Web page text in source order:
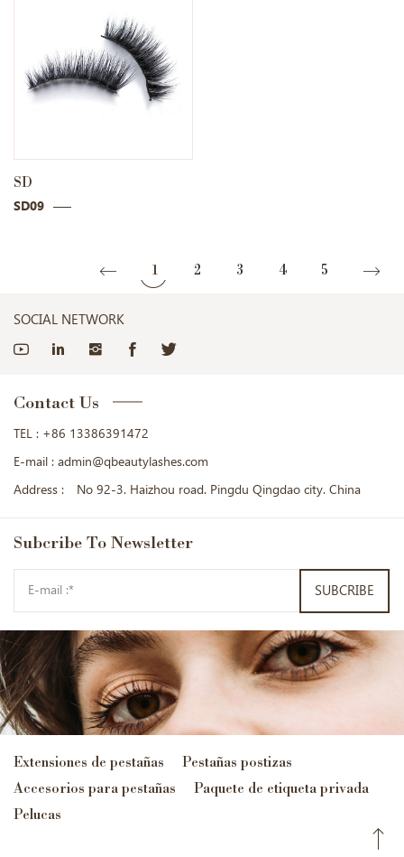
SD
SD09
1 2 3 4 5
SOCIAL NETWORK
Contact Us
TEL : +86 13386391472
E-mail : admin@qbeautylashes.com
Address :
No 92-3. Haizhou road. Pingdu Qingdao city. China
Subcribe To Newsletter
SUBCRIBE
Extensiones de pestañas
Pestañas postizas
Accesorios para pestañas
Paquete de etiqueta privada
Pelucas